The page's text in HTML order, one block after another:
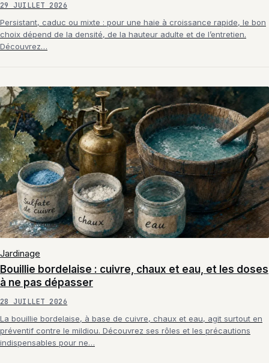
29 JUILLET 2026
Persistant, caduc ou mixte : pour une haie à croissance rapide, le bon
choix dépend de la densité, de la hauteur adulte et de l’entretien.
Découvrez…
Jardinage
Bouillie bordelaise : cuivre, chaux et eau, et les doses
à ne pas dépasser
28 JUILLET 2026
La bouillie bordelaise, à base de cuivre, chaux et eau, agit surtout en
préventif contre le mildiou. Découvrez ses rôles et les précautions
indispensables pour ne…